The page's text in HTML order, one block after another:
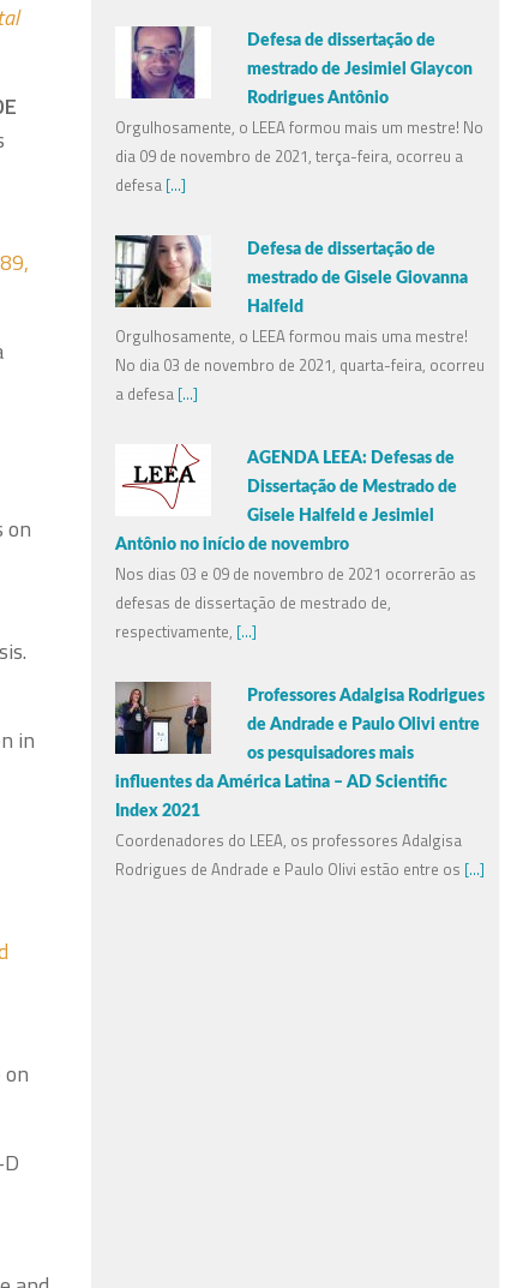
on
in
Defesa de dissertação de
mestrado de Jesimiel Glaycon
Rodrigues Antônio
Orgulhosamente, o LEEA formou mais um mestre! No
dia 09 de novembro de 2021, terça-feira, ocorreu a
defesa [...]
Defesa de dissertação de
mestrado de Gisele Giovanna
Halfeld
Orgulhosamente, o LEEA formou mais uma mestre!
No dia 03 de novembro de 2021, quarta-feira, ocorreu
a defesa [...]
AGENDA LEEA: Defesas de
Dissertação de Mestrado de
Gisele Halfeld e Jesimiel
Antônio no início de novembro
Nos dias 03 e 09 de novembro de 2021 ocorrerão as
defesas de dissertação de mestrado de,
respectivamente, [...]
Professores Adalgisa Rodrigues
de Andrade e Paulo Olivi entre
os pesquisadores mais
influentes da América Latina – AD Scientific
Index 2021
Coordenadores do LEEA, os professores Adalgisa
Rodrigues de Andrade e Paulo Olivi estão entre os [...]